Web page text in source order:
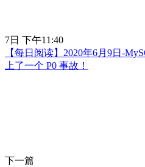
7日 下午11:40
【每日阅读】2020年6月9日-
上了一个 P0 事故！
下一篇